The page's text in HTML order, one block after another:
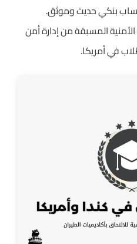
بنكي حديث وموثق.
المسبقة من إدارة أمن